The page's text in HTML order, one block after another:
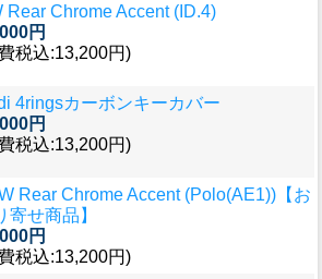
Rear Chrome Accent (ID.4)
円
税込:13,200円)
4ringsカーボンキーカバー
円
税込:13,200円)
Rear Chrome Accent (Polo(AE1))【お
寄せ商品】
円
税込:13,200円)